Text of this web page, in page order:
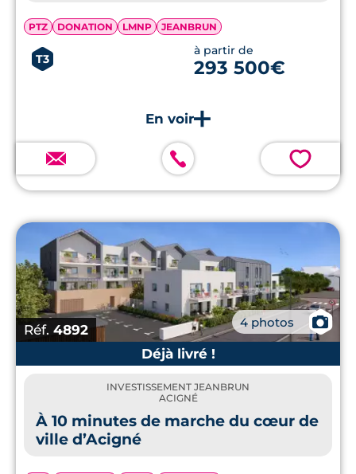
PTZ DONATION LMNP JEANBRUN
T3
à partir de
293 500€
💗
Réf. 4892 4 photos
📷
Déjà livré !
INVESTISSEMENT JEANBRUN
ACIGNÉ
À 10 minutes de marche du cœur de
ville d’Acigné